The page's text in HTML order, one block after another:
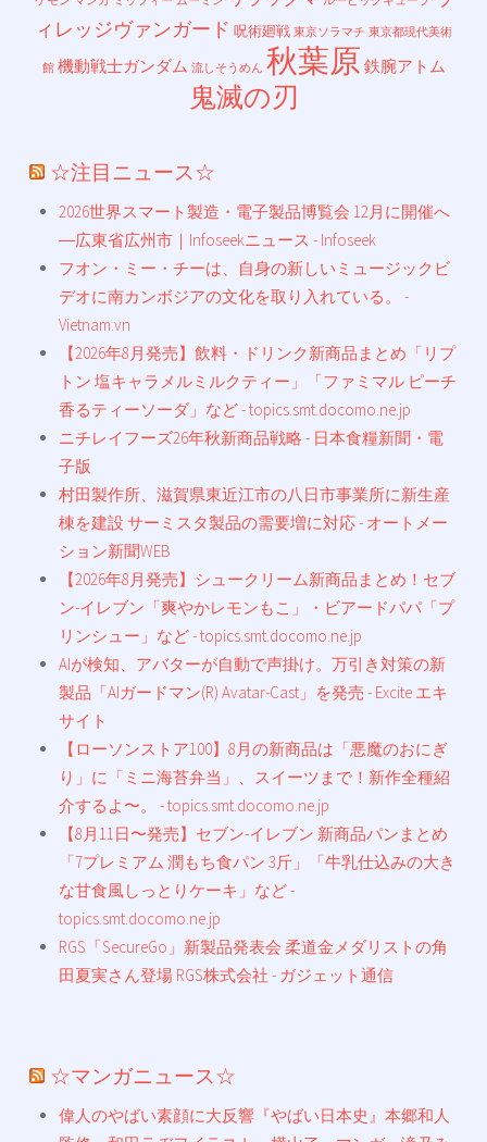
ィレッジヴァンガード 呪術廻戦 東京ソラマチ 東京都現代美術
館 機動戦士ガンダム 流しそうめん 秋葉原 鉄腕アトム
鬼滅の刃
☆注目ニュース☆
2026世界スマート製造・電子製品博覧会 12月に開催へ
―広東省広州市｜Infoseekニュース - Infoseek
フオン・ミー・チーは、自身の新しいミュージックビ
デオに南カンボジアの文化を取り入れている。 -
Vietnam.vn
【2026年8月発売】飲料・ドリンク新商品まとめ「リプ
トン 塩キャラメルミルクティー」「ファミマル ピーチ
香るティーソーダ」など - topics.smt.docomo.ne.jp
ニチレイフーズ26年秋新商品戦略 - 日本食糧新聞・電
子版
村田製作所、滋賀県東近江市の八日市事業所に新生産
棟を建設 サーミスタ製品の需要増に対応 - オートメー
ション新聞WEB
【2026年8月発売】シュークリーム新商品まとめ！セブ
ン-イレブン「爽やかレモンもこ」・ビアードパパ「プ
リンシュー」など - topics.smt.docomo.ne.jp
AIが検知、アバターが自動で声掛け。万引き対策の新
製品「AIガードマン(R) Avatar-Cast」を発売 - Excite エキ
サイト
【ローソンストア100】8月の新商品は「悪魔のおにぎ
り」に「ミニ海苔弁当」、スイーツまで！新作全種紹
介するよ〜。 - topics.smt.docomo.ne.jp
【8月11日〜発売】セブン-イレブン 新商品パンまとめ
「7プレミアム 潤もち食パン 3斤」「牛乳仕込みの大き
な甘食風しっとりケーキ」など -
topics.smt.docomo.ne.jp
RGS「SecureGo」新製品発表会 柔道金メダリストの角
田夏実さん登場 RGS株式会社 - ガジェット通信
☆マンガニュース☆
偉人のやばい素顔に大反響『やばい日本史』本郷和人